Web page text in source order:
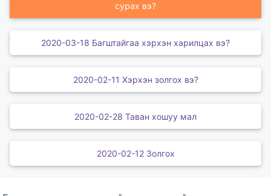
сурах вэ?
2020-03-18 Багштайгаа хэрхэн харилцах вэ?
2020-02-11 Хэрхэн золгох вэ?
2020-02-28 Таван хошуу мал
2020-02-12 Золгох